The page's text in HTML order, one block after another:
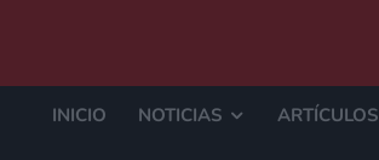
INICIO NOTICIAS ARTÍCULOS